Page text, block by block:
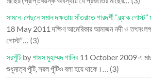
সামনে-পেছনে সমান দক্ষতায় সাঁতরাতে পারদর্শী “ব্ল্যাক গোস্ট”
18 May 2011 দক্ষিণ আমেরিকার আমাজন নদী ও
গোস্ট”… (3)
সরপুঁটিbyশামস মুহাম্মদ গালিব 11 October 2009এ
শুধুমাত্র পুঁটি, সরল পুঁটিও বলা হয়ে থাকে।… (3)